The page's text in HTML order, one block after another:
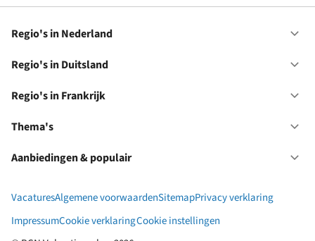
Regio's in Nederland
Regio's in Duitsland
Regio's in Frankrijk
Thema's
Aanbiedingen & populair
VacaturesAlgemene voorwaardenSitemapPrivacy verklaring
ImpressumCookie verklaringCookie instellingen